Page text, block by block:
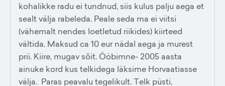
kohalikke radu ei tundnud, siis kulus palju aega et
sealt välja rabeleda. Peale seda ma ei viitsi
(vähemalt nendes loetletud riikides) kiirteed
vältida. Maksud ca 10 eur nädal aega ja murest
prii. Kiire, mugav sõit. Ööbimne- 2005 aasta
ainuke kord kus telkidega läksime Horvaatiasse
välja. Paras peavalu tegelikult. Telk püsti,